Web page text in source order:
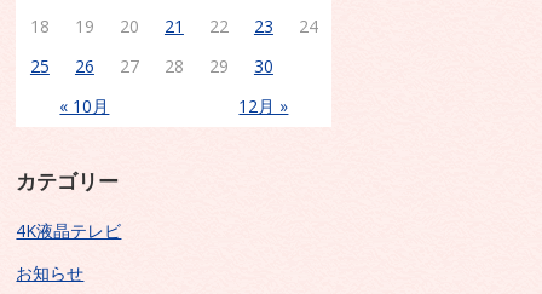
« 10月 12月 »
18
19 20 21 22 23
24
25
26 27 28 29 30
カテゴリー
4K液晶テレビ
お知らせ